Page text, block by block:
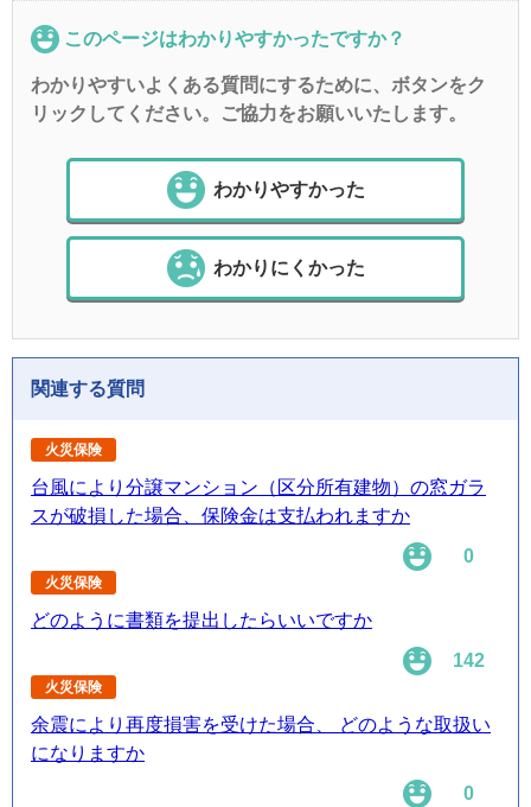
このページはわかりやすかったですか？
わかりやすいよくある質問にするために、ボタンをク
リックしてください。ご協力をお願いいたします。
わかりやすかった
わかりにくかった
関連する質問
火災保険
台風により分譲マンション（区分所有建物）の窓ガラ
スが破損した場合、保険金は支払われますか
0
火災保険
どのように書類を提出したらいいですか
142
火災保険
余震により再度損害を受けた場合、 どのような取扱い
になりますか
0